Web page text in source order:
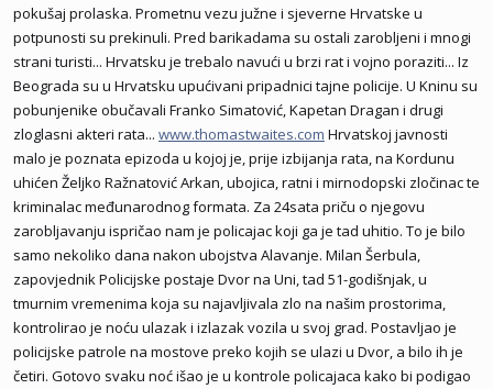
pokušaj prolaska. Prometnu vezu južne i sjeverne Hrvatske u
potpunosti su prekinuli. Pred barikadama su ostali zarobljeni i mnogi
strani turisti... Hrvatsku je trebalo navući u brzi rat i vojno poraziti... Iz
Beograda su u Hrvatsku upućivani pripadnici tajne policije. U Kninu su
pobunjenike obučavali Franko Simatović, Kapetan Dragan i drugi
zloglasni akteri rata... www.thomastwaites.com Hrvatskoj javnosti
malo je poznata epizoda u kojoj je, prije izbijanja rata, na Kordunu
uhićen Željko Ražnatović Arkan, ubojica, ratni i mirnodopski zločinac te
kriminalac međunarodnog formata. Za 24sata priču o njegovu
zarobljavanju ispričao nam je policajac koji ga je tad uhitio. To je bilo
samo nekoliko dana nakon ubojstva Alavanje. Milan Šerbula,
zapovjednik Policijske postaje Dvor na Uni, tad 51-godišnjak, u
tmurnim vremenima koja su najavljivala zlo na našim prostorima,
kontrolirao je noću ulazak i izlazak vozila u svoj grad. Postavljao je
policijske patrole na mostove preko kojih se ulazi u Dvor, a bilo ih je
četiri. Gotovo svaku noć išao je u kontrole policajaca kako bi podigao